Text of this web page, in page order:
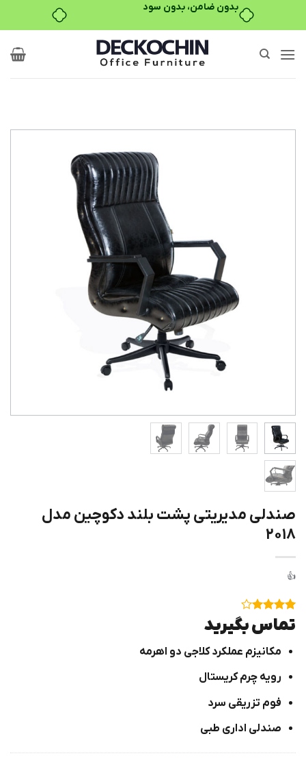
صندلی مدیریتی پشت بلند دکوچین مدل
۲۰۱۸
امتیاز
از ۵
۱
مشتری
تماس بگیرید
مکانیزم عملکرد کلاجی دو اهرمه
رویه چرم کریستال
فوم تزریقی سرد
صندلی اداری طبی